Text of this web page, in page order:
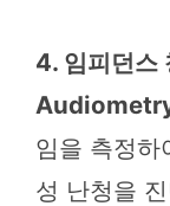
4. 임피던
임을 측정하
성 난청을